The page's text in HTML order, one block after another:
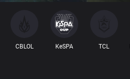
CBLOL KeSPA TCL